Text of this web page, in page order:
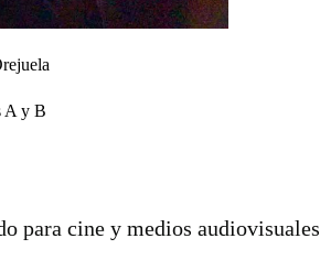
A y B
para cine y medios audiovisuales